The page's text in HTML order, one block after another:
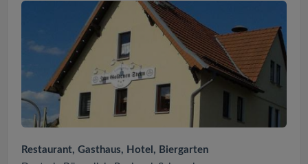
Restaurant, Gasthaus, Hotel, Biergarten